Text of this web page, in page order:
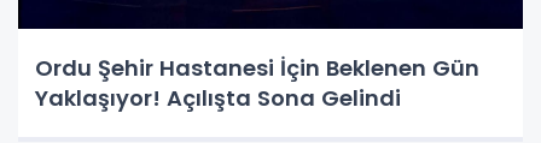
Ordu Şehir Hastanesi İçin Beklenen Gün
Yaklaşıyor! Açılışta Sona Gelindi